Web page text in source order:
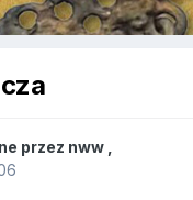
przez nww